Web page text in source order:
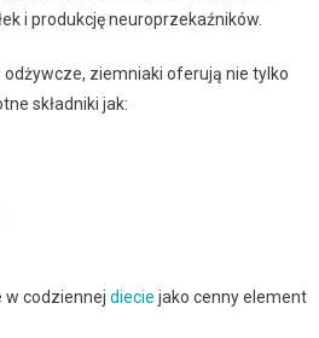
i produkcję neuroprzekaźników.
ziemniaki oferują nie tylko
składniki jak:
w codziennej diecie jako cenny element